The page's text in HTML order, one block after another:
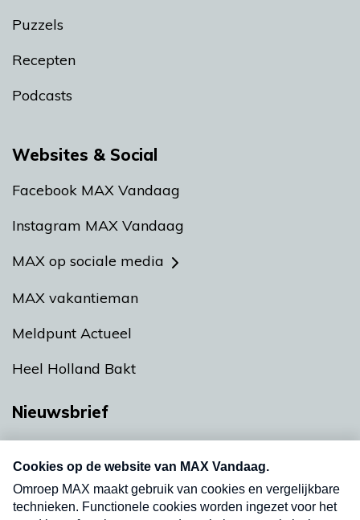
Puzzels
Recepten
Podcasts
Websites & Social
Facebook MAX Vandaag
Instagram MAX Vandaag
MAX op sociale media
MAX vakantieman
Meldpunt Actueel
Heel Holland Bakt
Nieuwsbrief
nieuwsbrief. Elke vrijdag- en dinsdagochtend in
uw mailbox.